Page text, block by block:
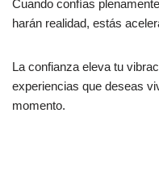
Cuando confías
harán realidad, estás
La confianza eleva tu
experiencias que deseas
momento.